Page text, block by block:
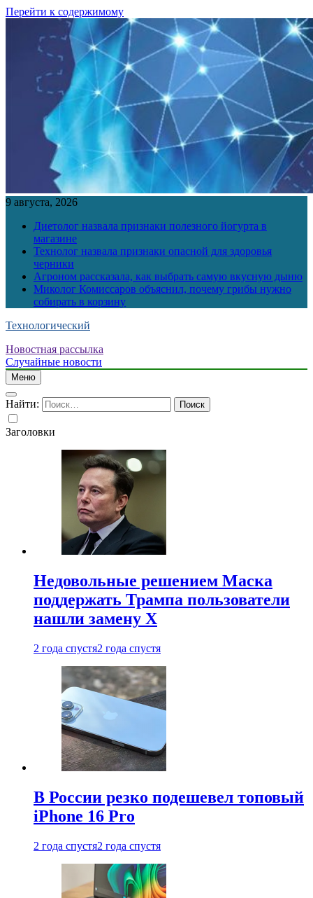
Перейти к содержимому
9 августа, 2026
Диетолог назвала признаки полезного йогурта в
магазине
Технолог назвала признаки опасной для здоровья
черники
Агроном рассказала, как выбрать самую вкусную дыню
Миколог Комиссаров объяснил, почему грибы нужно
собирать в корзину
Технологический
Новостная рассылка
Случайные новости
Меню
Найти:
Заголовки
Недовольные решением Маска
поддержать Трампа пользователи
нашли замену X
2 года спустя2 года спустя
В России резко подешевел топовый
iPhone 16 Pro
2 года спустя2 года спустя